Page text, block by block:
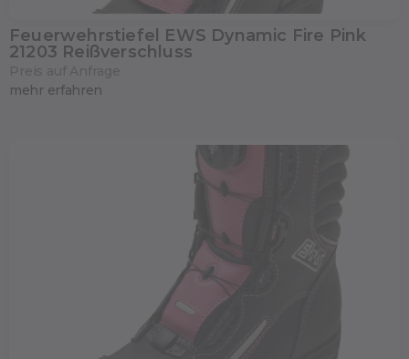
Feuerwehrstiefel EWS Dynamic Fire Pink
21203 Reißverschluss
mehr erfahren